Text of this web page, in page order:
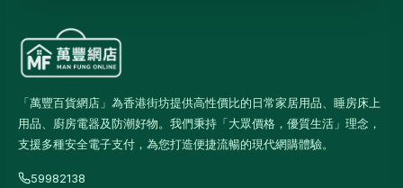
「萬豐百貨網店」為香港街坊提供高性價比的日常家居用品、睡房床上
用品、廚房電器及防潮好物。我們秉持「大眾價格，優質生活」理念，
支援多種安全電子支付，為您打造便捷流暢的現代網購體驗。
59982138